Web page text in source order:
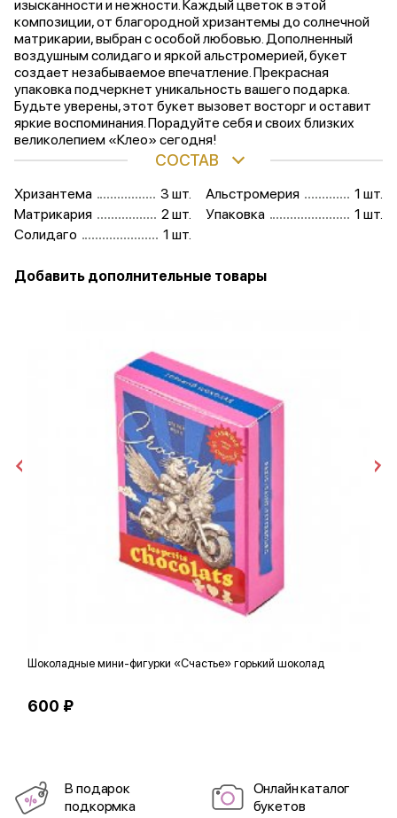
изысканности и нежности. Каждый цветок в этой
композиции, от благородной хризантемы до солнечной
матрикарии, выбран с особой любовью. Дополненный
воздушным солидаго и яркой альстромерией, букет
создает незабываемое впечатление. Прекрасная
упаковка подчеркнет уникальность вашего подарка.
Будьте уверены, этот букет вызовет восторг и оставит
яркие воспоминания. Порадуйте себя и своих близких
великолепием «Клео» сегодня!
СОСТАВ
Хризантема
3 шт.
Матрикария
2 шт.
Солидаго
1 шт.
Альстромерия
1 шт.
Упаковка
1 шт.
Добавить дополнительные товары
Шоколадные мини-фигурки «Счастье» горький шоколад
600 ₽
В подарок
подкормка
Онлайн каталог
букетов